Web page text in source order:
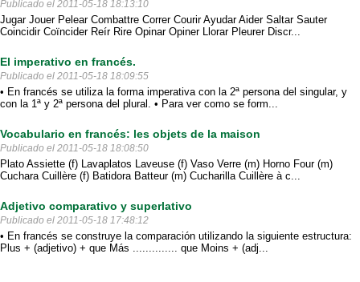
Publicado el 2011-05-18 18:13:10
Jugar Jouer Pelear Combattre Correr Courir Ayudar Aider Saltar Sauter
Coincidir Coïncider Reír Rire Opinar Opiner Llorar Pleurer Discr...
El imperativo en francés.
Publicado el 2011-05-18 18:09:55
• En francés se utiliza la forma imperativa con la 2ª persona del singular, y
con la 1ª y 2ª persona del plural. • Para ver como se form...
Vocabulario en francés: les objets de la maison
Publicado el 2011-05-18 18:08:50
Plato Assiette (f) Lavaplatos Laveuse (f) Vaso Verre (m) Horno Four (m)
Cuchara Cuillère (f) Batidora Batteur (m) Cucharilla Cuillère à c...
Adjetivo comparativo y superlativo
Publicado el 2011-05-18 17:48:12
• En francés se construye la comparación utilizando la siguiente estructura:
Plus + (adjetivo) + que Más .............. que Moins + (adj...